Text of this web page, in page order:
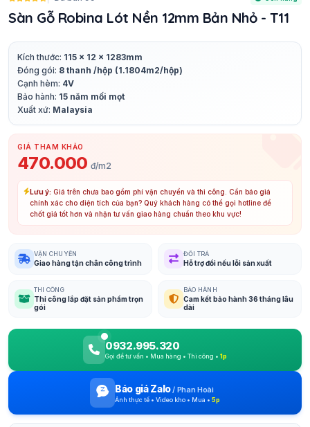
Sàn Gỗ Robina Lót Nền 12mm Bản Nhỏ - T11
Kích thước: 115 x 12 x 1283mm
Đóng gói: 8 thanh /hộp (1.1804m2/hộp)
Cạnh hèm: 4V
Bảo hành: 15 năm mối mọt
Xuất xứ: Malaysia
GIÁ THAM KHẢO
470.000 đ/m2
Lưu ý: Giá trên chưa bao gồm phí vận chuyển và thi công. Cần báo giá
chính xác cho diện tích của bạn? Quý khách hàng có thể gọi hotline để
chốt giá tốt hơn và nhận tư vấn giao hàng chuẩn theo khu vực!
VẬN CHUYỂN
Giao hàng tận chân công trình
ĐỔI TRẢ
Hỗ trợ đổi nếu lỗi sản xuất
THI CÔNG
Thi công lắp đặt sản phẩm trọn
gói
BẢO HÀNH
Cam kết bảo hành 36 tháng lâu
dài
0932.995.320
Gọi để tư vấn • Mua hàng • Thi công • 1p
Báo giá Zalo/ Phan Hoài
Ảnh thực tế • Video kho • Mua • 5p